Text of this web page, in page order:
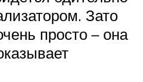
Зато
просто – она